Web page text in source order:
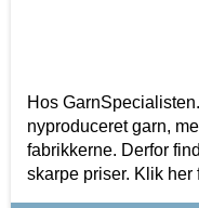
Hos
nyproduceret garn,
fabrikkerne. Derfor
skarpe priser. Klik her